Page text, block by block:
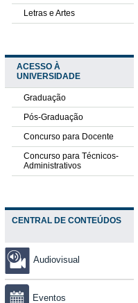
Letras e Artes
ACESSO À
UNIVERSIDADE
Graduação
Pós-Graduação
Concurso para Docente
Concurso para Técnicos-
Administrativos
CENTRAL DE CONTEÚDOS
Audiovisual
Eventos